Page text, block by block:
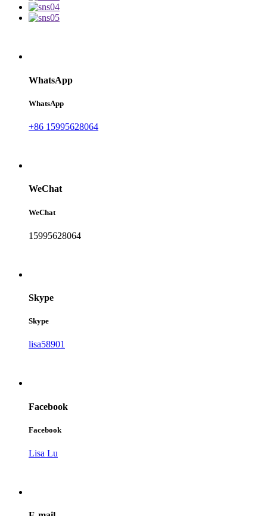
WhatsApp
WhatsApp
+86 15995628064
WeChat
WeChat
15995628064
Skype
Skype
lisa58901
Facebook
Facebook
Lisa Lu